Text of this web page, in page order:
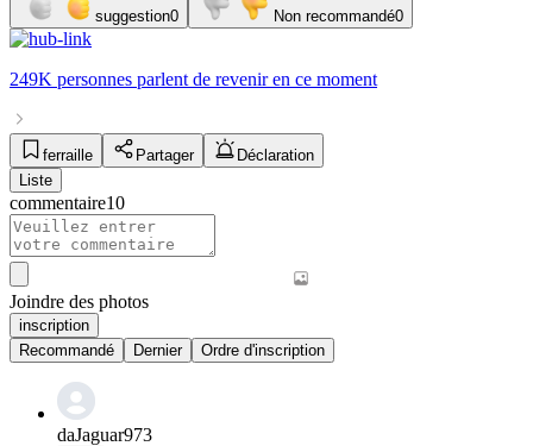
suggestion0 Non recommandé0
249K personnes parlent de reveniren ce moment
ferraille Partager
Déclaration
Liste
commentaire10
Joindre des photos
inscription
Recommandé
Dernier Ordre d'inscription
daJaguar973